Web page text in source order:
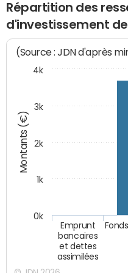
Répartition des
d'investissement
Montants (€)
(Source : JDN d'après
Emprunt
bancaires
et dettes
assimilées
0k
1k
2k
3k
4k